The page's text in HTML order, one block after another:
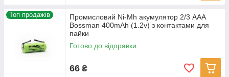
Топ продажів
Промисловий Ni-Mh акумулятор 2/3 AAA
Bossman 400mAh (1.2v) з контактами для
пайки
Готово до відправки
66 ₴